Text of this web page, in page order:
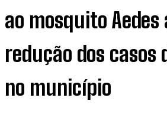
ao mosquito
redução dos casos
no município